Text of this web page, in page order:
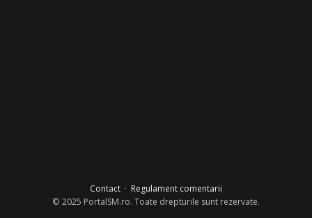
Contact· Regulament comentarii
© 2025 PortalSM.ro. Toate drepturile sunt rezervate.